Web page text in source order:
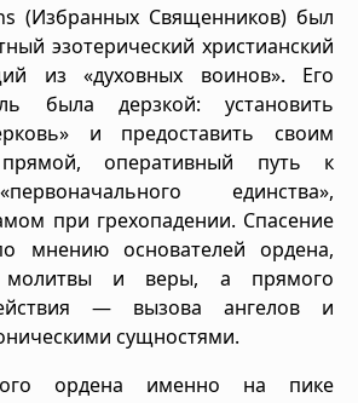
(Избранных Священников) был
эзотерический христианский
из «духовных воинов». Его
была дерзкой: установить
и предоставить своим
оперативный путь к
единства»,
при грехопадении. Спасение
мнению основателей ордена,
молитвы и веры, а прямого
— вызова ангелов и
сущностями.
ордена именно на пике